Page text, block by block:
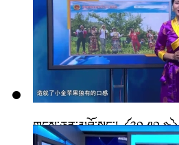
གངས་ཅན་མཐོ་སྒང་།